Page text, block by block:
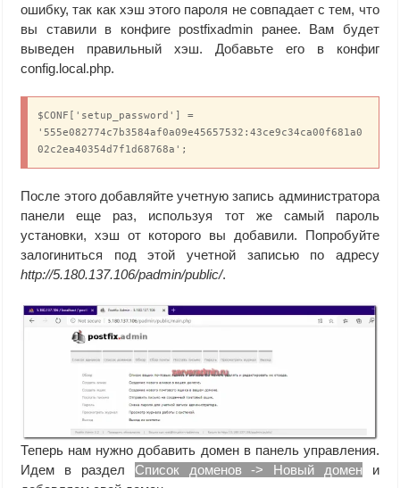
ошибку, так как хэш этого пароля не совпадает с тем, что
вы ставили в конфиге postfixadmin ранее. Вам будет
выведен правильный хэш. Добавьте его в конфиг
config.local.php.
$CONF['setup_password'] =
'555e082774c7b3584af0a09e45657532:43ce9c34ca00f681a0
02c2ea40354d7f1d68768a';
После этого добавляйте учетную запись администратора
панели еще раз, используя тот же самый пароль
установки, хэш от которого вы добавили. Попробуйте
залогиниться под этой учетной записью по адресу
http://5.180.137.106/padmin/public/.
Теперь нам нужно добавить домен в панель управления.
Идем в раздел Список доменов -> Новый домени